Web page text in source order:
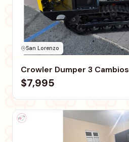
San Lorenzo
Crowler Dumper 3 Cambios
$7,995